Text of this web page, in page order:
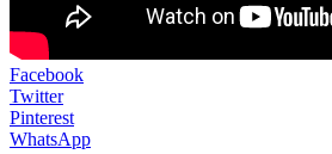
Facebook
Twitter
Pinterest
WhatsApp